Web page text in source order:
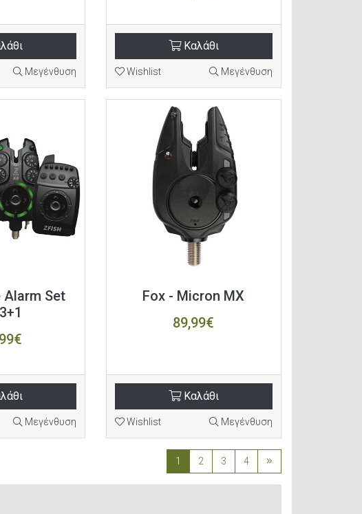
Μεγένθυση
Καλάθι
Wishlist Μεγένθυση
Alarm Set
Μεγένθυση
Fox - Micron MX
89,99€
Καλάθι
Wishlist Μεγένθυση
1 2 3 4